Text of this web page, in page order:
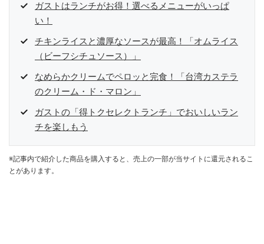
ガストはランチがお得！選べるメニューがいっぱ
い！
チキンライスと濃厚なソースが最高！「オムライス
（ビーフシチュソース）」
なめらかクリームでペロッと完食！「台湾カステラ
のクリーム・ド・マロン」
ガストの「得トクセレクトランチ」でおいしいラン
チを楽しもう
※記事内で紹介した商品を購入すると、売上の一部が当サイトに還元されるこ
とがあります。